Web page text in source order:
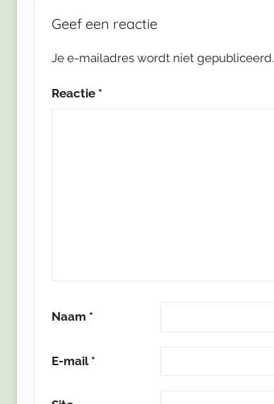
Geef een reactie
Je e-mailadres wordt niet gepubliceerd.
Reactie *
Naam *
E-mail *